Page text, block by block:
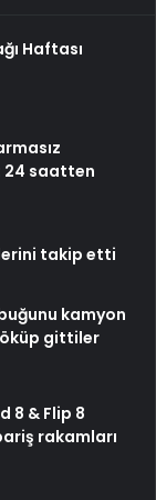
Haftası
24 saatten
takip etti
kamyon
gittiler
8 & Flip 8
rakamları